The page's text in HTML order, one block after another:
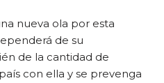
nueva ola por esta
de su
de la cantidad de
con ella y se prevenga